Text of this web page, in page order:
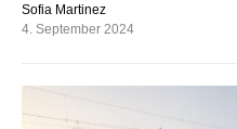
Sofia Martinez
4. September 2024